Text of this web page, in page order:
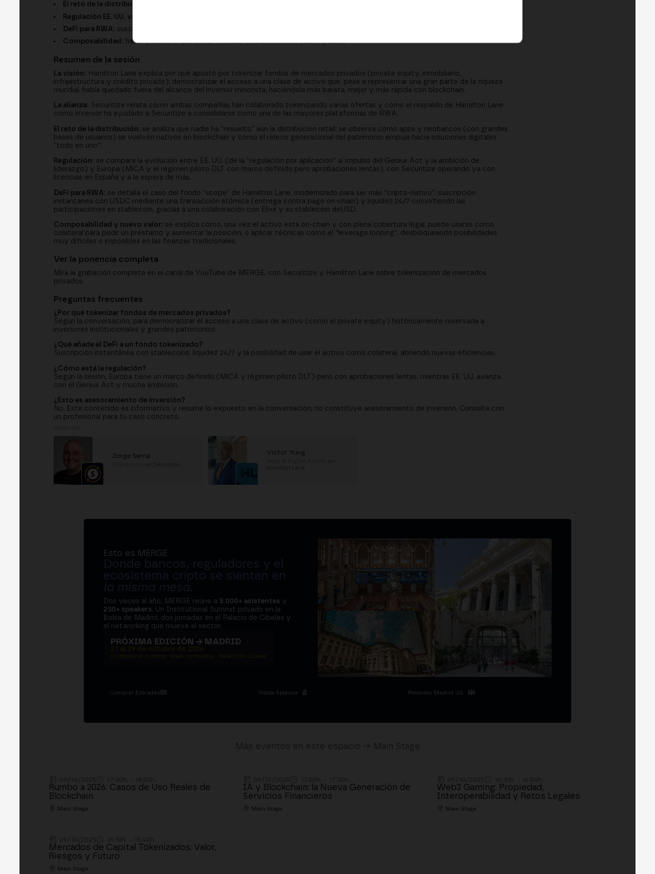
El reto de la distribución:
Regulación EE. UU. vs Europa:
DeFi para RWA: suscripción con stablecoins, liquidez 24/7 y uso como colateral
Composabilidad: hacer posible lo que en las finanzas tradicionales es casi imposible
Resumen de la sesión
La visión: Hamilton Lane explica por qué apostó por tokenizar fondos de mercados privados (private equity, inmobiliario,
infraestructura y crédito privado): democratizar el acceso a una clase de activo que, pese a representar una gran parte de la riqueza
mundial, había quedado fuera del alcance del inversor minorista, haciéndola más barata, mejor y más rápida con blockchain.
La alianza: Securitize relata cómo ambas compañías han colaborado tokenizando varias ofertas y cómo el respaldo de Hamilton Lane
como inversor ha ayudado a Securitize a consolidarse como una de las mayores plataformas de RWA.
El reto de la distribución: se analiza que nadie ha “resuelto” aún la distribución retail; se observa cómo apps y neobancos (con grandes
bases de usuarios) se vuelven nativos en blockchain y cómo el relevo generacional del patrimonio empuja hacia soluciones digitales
“todo en uno”.
Regulación: se compara la evolución entre EE. UU. (de la “regulación por aplicación” al impulso del Genius Act y la ambición de
liderazgo) y Europa (MiCA y el régimen piloto DLT con marco definido pero aprobaciones lentas), con Securitize operando ya con
licencias en España y a la espera de más.
DeFi para RWA: se detalla el caso del fondo “scope” de Hamilton Lane, modernizado para ser más “cripto-nativo”: suscripción
instantánea con USDC mediante una transacción atómica (entrega contra pago on-chain) y liquidez 24/7 convirtiendo las
participaciones en stablecoin, gracias a una colaboración con Elixir y su stablecoin deUSD.
Composabilidad y nuevo valor: se explica cómo, una vez el activo está on-chain y con plena cobertura legal, puede usarse como
colateral para pedir un préstamo y aumentar la posición, o aplicar técnicas como el “leverage looping”, desbloqueando posibilidades
muy difíciles o imposibles en las finanzas tradicionales.
Ver la ponencia completa
Mira la grabación completa en el canal de YouTube de MERGE, con Securitize y Hamilton Lane sobre tokenización de mercados
privados.
Preguntas frecuentes
¿Por qué tokenizar fondos de mercados privados?
Según la conversación, para democratizar el acceso a una clase de activo (como el private equity) históricamente reservada a
inversores institucionales y grandes patrimonios.
¿Qué añade el DeFi a un fondo tokenizado?
Suscripción instantánea con stablecoins, liquidez 24/7 y la posibilidad de usar el activo como colateral, abriendo nuevas eficiencias.
¿Cómo está la regulación?
Según la sesión, Europa tiene un marco definido (MiCA y régimen piloto DLT) pero con aprobaciones lentas, mientras EE. UU. avanza
con el Genius Act y mucha ambición.
¿Esto es asesoramiento de inversión?
No. Este contenido es informativo y resume lo expuesto en la conversación; no constituye asesoramiento de inversión. Consulta con
un profesional para tu caso concreto.
Jorge Serna
Securitize
Victor Yung
Hamilton Lane
Esto es MERGE
Donde bancos, reguladores y el
ecosistema cripto se sientan en
la misma mesa.
Dos veces al año, MERGE reúne a 5.000+ asistentes y
250+ speakers. Un Institutional Summit privado en la
Bolsa de Madrid, dos jornadas en el Palacio de Cibeles y
el networking que mueve al sector.
PRÓXIMA EDICIÓN → MADRID
27 al 29 de octubre de 2026
Institutional summit · Main conference · Palacio de Cibeles
Comprar Entradas Hazte Sponsor Ponentes Madrid '26
Rumbo a 2026: Casos de Uso Reales de
Blockchain
Main Stage
IA y Blockchain: la Nueva Generación de
Servicios Financieros
Main Stage
Web3 Gaming: Propiedad,
Interoperabilidad y Retos Legales
Main Stage
Mercados de Capital Tokenizados: Valor,
Riesgos y Futuro
Main Stage